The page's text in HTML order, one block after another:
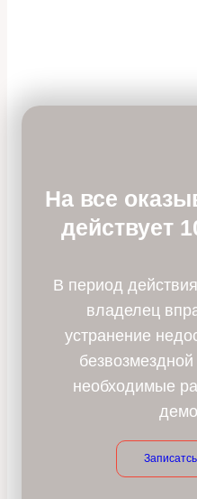
На все
действует
В период
владелец
устранение
необходимые